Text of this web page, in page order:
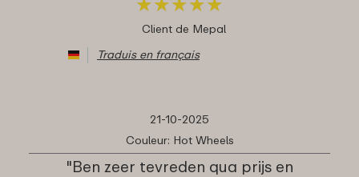
Client de Mepal
Traduis en français
21-10-2025
Couleur: Hot Wheels
"Ben zeer tevreden qua prijs en